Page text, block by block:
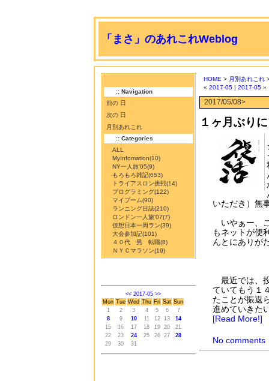
「まさ」のあれこれWeblog
:: Navigation
前の 日
次の 日
月別あれこれ
:: Categories
ALL
MyInfomation(10)
NY一人旅'05(9)
もろもろ雑記(653)
トライアスロン挑戦(14)
プログラミング(122)
マイブーム(90)
ランニング日誌(210)
ロンドン一人旅'07(7)
仮想日本一周ラン(39)
大会参加記(101)
４０代 男 転職(8)
ＮＹＣマラソン(19)
<< 2017-05 >>
Mon Tue Wed Thu Fri Sat Sun
1
2 3 4 5 6
7
8
9 10 11 12 13
14
15
16 17 18 19 20
21
22
23 24 25 26 27
28
29
30 31
HOME > 月別あれこれ
« 2017-05 | 2017-05 »
2017/05/08>
１ヶ月ぶり
いただき）無
いやぁー、
もネットが便
んとにありが
最近では、
ていてもう１
たことが振返
進めていきた
[Read More!]
No comments